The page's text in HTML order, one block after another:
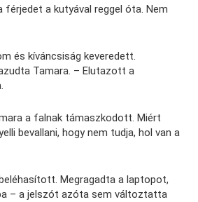
férjedet a kutyával reggel óta. Nem
és kíváncsiság keveredett.
Tamara. – Elutazott a
a falnak támaszkodott. Miért
bevallani, hogy nem tudja, hol van a
Megragadta a laptopot,
– a jelszót azóta sem változtatta